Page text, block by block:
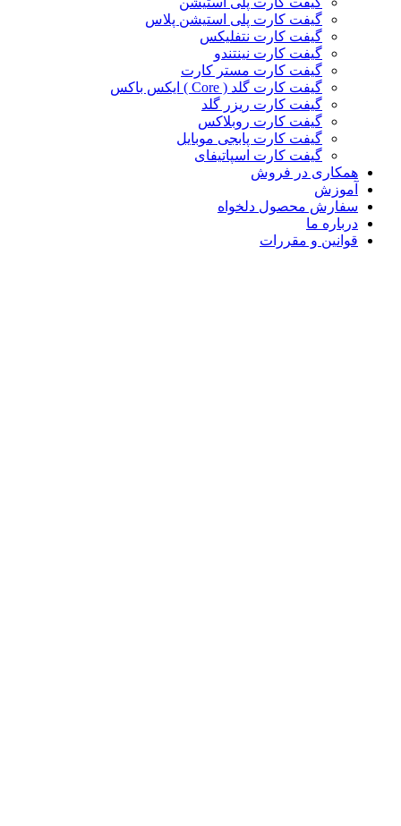
گیفت کارت پلی استیشن پلاس
گیفت کارت نتفلیکس
گیفت کارت نینتندو
گیفت کارت مستر کارت
گیفت کارت گلد ( Core ) ایکس باکس
گیفت کارت ریزر گلد
گیفت کارت روبلاکس
گیفت کارت پابجی موبایل
گیفت کارت اسپاتیفای
همکاری در فروش
آموزش
سفارش محصول دلخواه
درباره ما
قوانین و مقررات